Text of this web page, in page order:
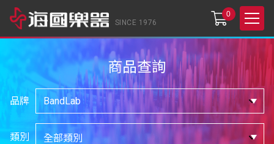
SINCE 1976
0
商品查詢
品牌
類別